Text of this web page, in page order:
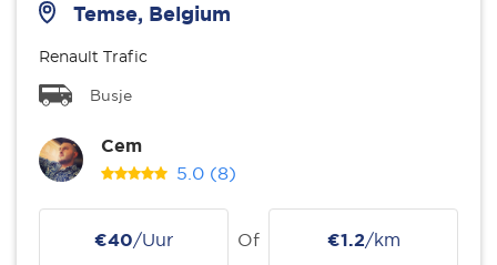
Temse, Belgium
Renault Trafic
Busje
Cem
5.0 (8)
€40/Uur Of €1.2/km